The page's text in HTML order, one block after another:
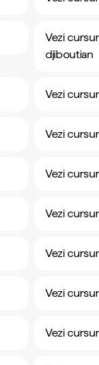
Vezi
djiboutian
Vezi
Vezi
Vezi
Vezi
Vezi
Vezi
Vezi